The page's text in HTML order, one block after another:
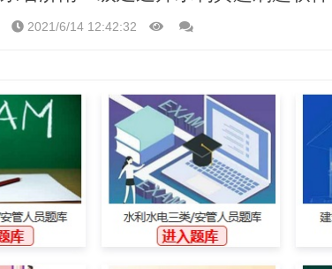
2021/6/14 12:42:32